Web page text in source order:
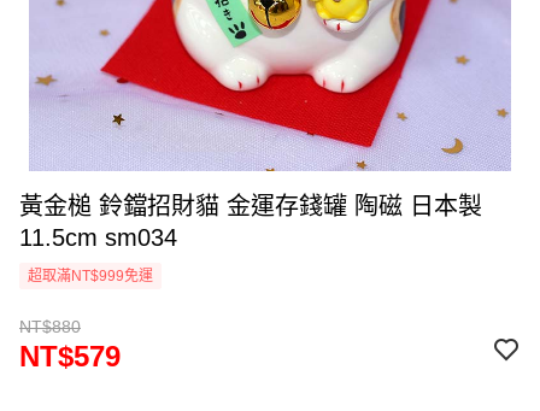
黃金槌 鈴鐺招財貓 金運存錢罐 陶磁 日本製
11.5cm sm034
超取滿NT$999免運
NT$880
NT$579